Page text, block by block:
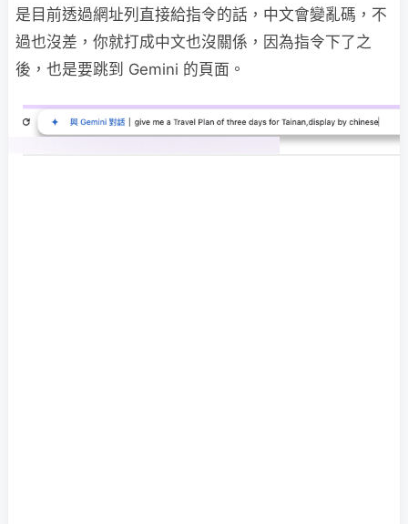
是目前透過網址列直接給指令的話，中文會變亂碼，不
過也沒差，你就打成中文也沒關係，因為指令下了之
後，也是要跳到 Gemini 的頁面。